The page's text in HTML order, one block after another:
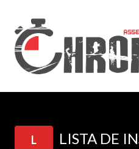
L LISTA DE